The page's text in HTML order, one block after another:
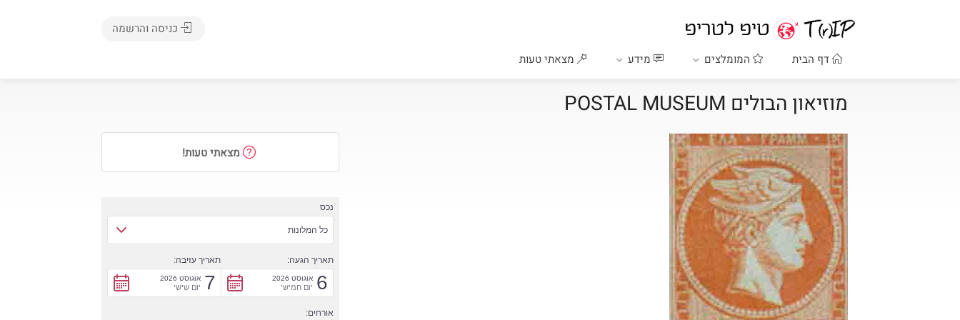
דף הבית המומלצים מידע מצאתי טעות
כניסה והרשמה
מוזיאון הבולים POSTAL MUSEUM
מצאתי טעות!
נכס
כל המלונות
תאריך הגעה:
6 אוגוסט 2026
יום חמישי
תאריך עזיבה:
7 אוגוסט 2026
יום שישי
אורחים: